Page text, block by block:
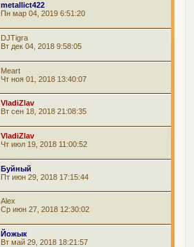
metallict422
Пн мар 04, 2019 6:51:20
DJTigra
Вт дек 04, 2018 9:58:05
Meart
Чт ноя 01, 2018 13:40:07
VladiZlav
Вт сен 18, 2018 21:08:35
VladiZlav
Чт июл 19, 2018 11:00:52
Буйный
Пт июн 29, 2018 17:15:44
Alex
Ср июн 27, 2018 12:30:02
Йожык
Вт май 29, 2018 18:21:57